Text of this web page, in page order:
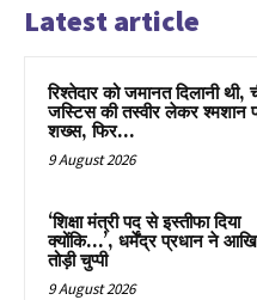
Latest article
रिश्तेदार को जमानत दिलानी थी,
जस्टिस की तस्वीर लेकर श्मशान
शख्स, फिर…
9 August 2026
‘शिक्षा मंत्री पद से इस्तीफा दिया
क्योंकि…’, धर्मेंद्र प्रधान ने
तोड़ी चुप्पी
9 August 2026